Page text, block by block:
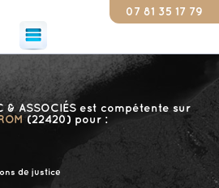
07 81 35 17 79
& ASSOCIÉS est compétente sur
(22420) pour :
de justice